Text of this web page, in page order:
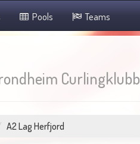
Pools Teams
Curlingklubb
A2 Lag Herfjord